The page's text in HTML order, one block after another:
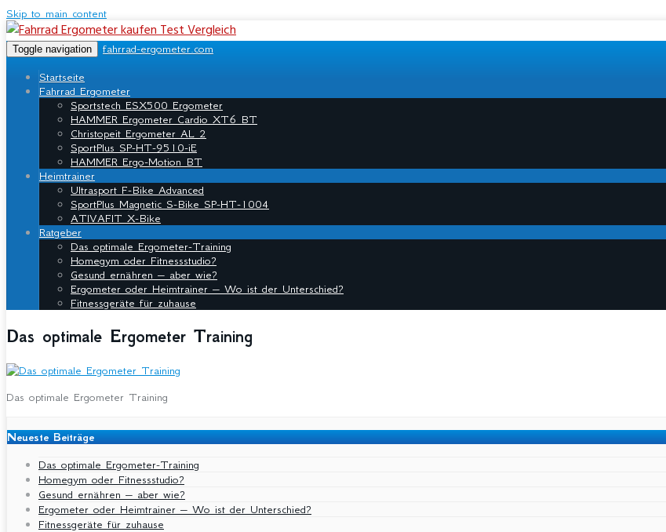
Skip to main content
Toggle navigation
fahrrad-ergometer.com
Startseite
Fahrrad Ergometer
Sportstech ESX500 Ergometer
HAMMER Ergometer Cardio XT6 BT
Christopeit Ergometer AL 2
SportPlus SP-HT-9510-iE
HAMMER Ergo-Motion BT
Heimtrainer
Ultrasport F-Bike Advanced
SportPlus Magnetic S-Bike SP-HT-1004
ATIVAFIT X-Bike
Ratgeber
Das optimale Ergometer-Training
Homegym oder Fitnessstudio?
Gesund ernähren – aber wie?
Ergometer oder Heimtrainer – Wo ist der Unterschied?
Fitnessgeräte für zuhause
Das optimale Ergometer Training
Das optimale Ergometer Training
Neueste Beiträge
Das optimale Ergometer-Training
Homegym oder Fitnessstudio?
Gesund ernähren – aber wie?
Ergometer oder Heimtrainer – Wo ist der Unterschied?
Fitnessgeräte für zuhause